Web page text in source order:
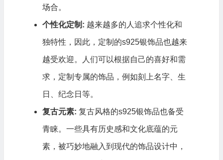
场合。
个性化定制: 越来越多的人追求个性化和
独特性，因此，定制的s925银饰品也越来
越受欢迎。人们可以根据自己的喜好和需
求，定制专属的饰品，例如刻上名字、生
日、纪念日等。
复古元素: 复古风格的s925银饰品也备受
青睐。一些具有历史感和文化底蕴的元
素，被巧妙地融入到现代的饰品设计中，